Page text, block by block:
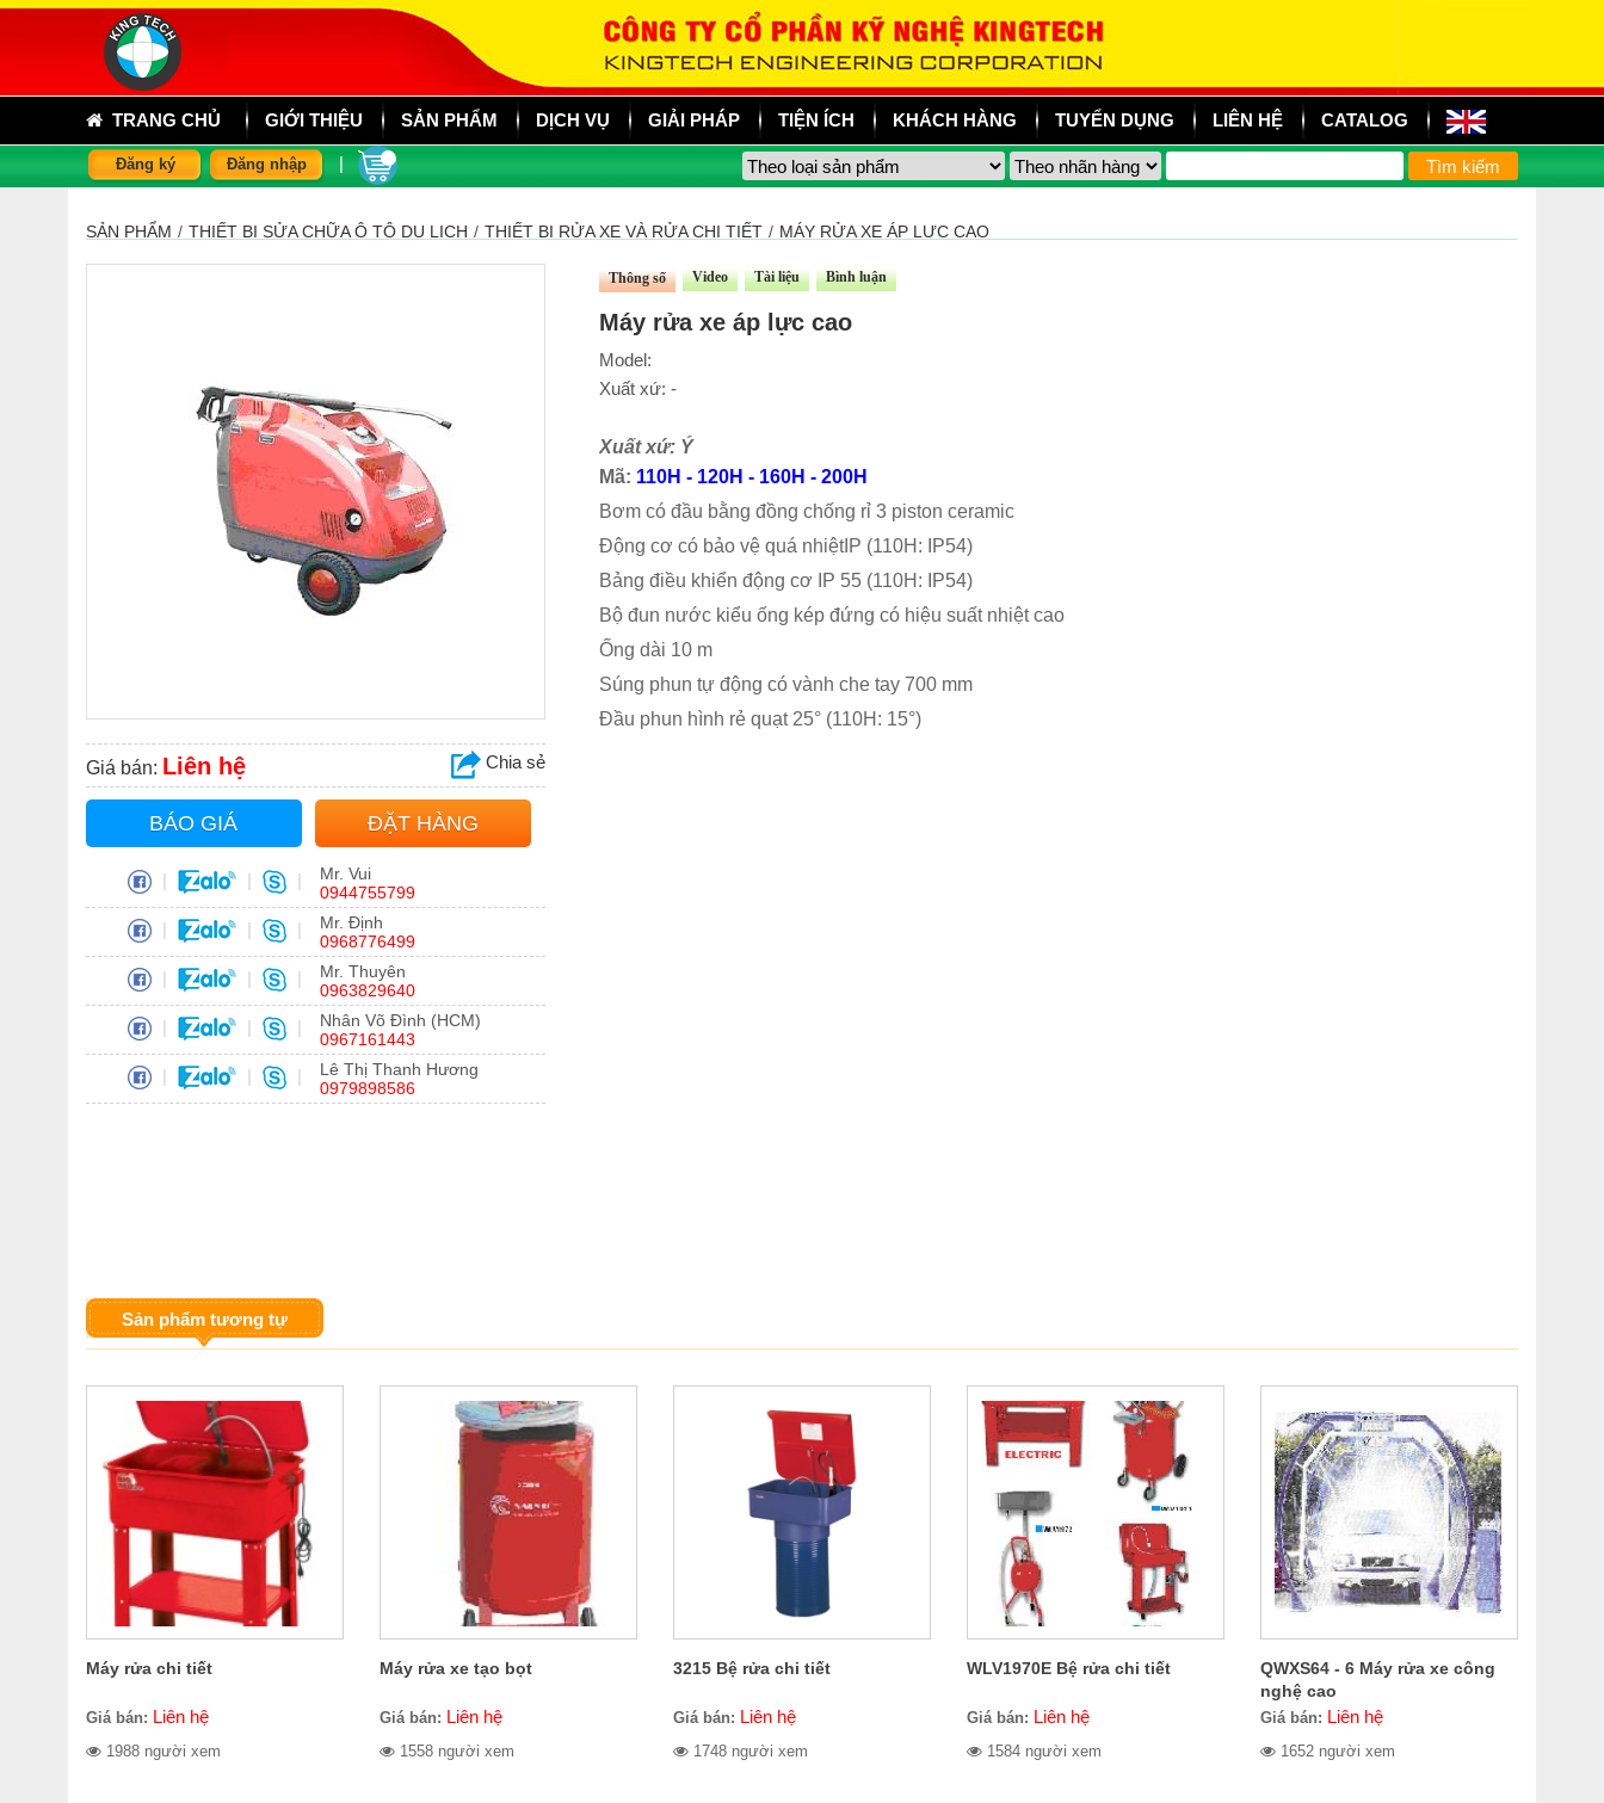
TRANG CHỦ GIỚI THIỆU SẢN PHẨM DỊCH VỤ GIẢI PHÁP TIỆN ÍCH KHÁCH HÀNG TUYỂN DỤNG LIÊN HỆ CATALOG
Đăng ký Đăng nhập
SẢN PHẨM / THIẾT BỊ SỬA CHỮA Ô TÔ DU LỊCH / THIẾT BỊ RỬA XE VÀ RỬA CHI TIẾT / MÁY RỬA XE ÁP LỰC CAO
Giá bán: Liên hệ Chia sẻ
BÁO GIÁ ĐẶT HÀNG
| | |
Mr. Vui
0944755799
| | |
Mr. Định
0968776499
| | |
Mr. Thuyên
0963829640
| | |
Nhân Võ Đình (HCM)
0967161443
| | |
Lê Thị Thanh Hương
0979898586
Thông số Video Tài liệu Bình luận
Máy rửa xe áp lực cao
Model:
Xuất xứ: -
Xuất xứ: Ý
Mã: 110H - 120H - 160H - 200H
Bơm có đầu bằng đồng chống rỉ 3 piston ceramic
Động cơ có bảo vệ quá nhiệtIP (110H: IP54)
Bảng điều khiển động cơ IP 55 (110H: IP54)
Bộ đun nước kiểu ống kép đứng có hiệu suất nhiệt cao
Ống dài 10 m
Súng phun tự động có vành che tay 700 mm
Đầu phun hình rẻ quạt 25° (110H: 15°)
Sản phẩm tương tự
Máy rửa chi tiết
Giá bán: Liên hệ
1988 người xem
Máy rửa xe tạo bọt
Giá bán: Liên hệ
1558 người xem
3215 Bệ rửa chi tiết
Giá bán: Liên hệ
1748 người xem
WLV1970E Bệ rửa chi tiết
Giá bán: Liên hệ
1584 người xem
QWXS64 - 6 Máy rửa xe công
nghệ cao
Giá bán: Liên hệ
1652 người xem